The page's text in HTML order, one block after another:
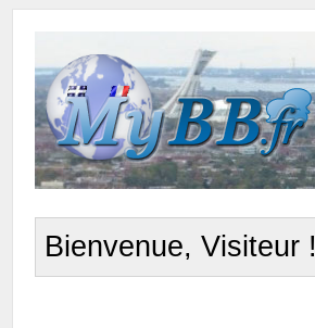
Bienvenue, Visiteur !